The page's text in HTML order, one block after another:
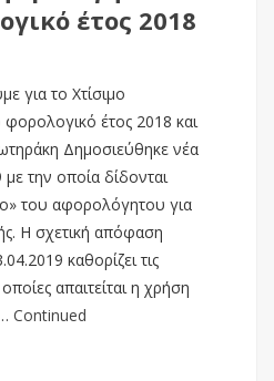
έτος 2018
για το Χτίσιμο
έτος 2018 και
Δημοσιεύθηκε νέα
την οποία δίδονται
του αφορολόγητου για
Η σχετική απόφαση
καθορίζει τις
απαιτείται η χρήση
Continued